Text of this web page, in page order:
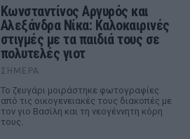
Κωνσταντίνος Αργυρός και
Αλεξάνδρα Νίκα: Καλοκαιρινές
στιγμές με τα παιδιά τους σε
πολυτελές γιοτ
ΣΉΜΕΡΑ
Το ζευγάρι μοιράστηκε φωτογραφίες
από τις οικογενειακές τους διακοπές με
τον γιο Βασίλη και τη νεογέννητη κόρη
τους.